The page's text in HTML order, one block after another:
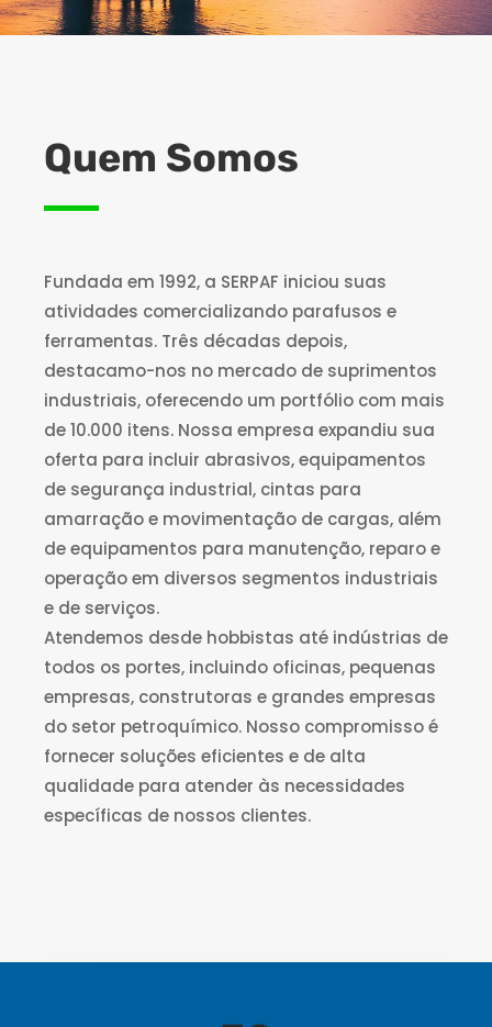
Quem Somos
Fundada em 1992, a SERPAF iniciou suas
atividades comercializando parafusos e
ferramentas. Três décadas depois,
destacamo-nos no mercado de suprimentos
industriais, oferecendo um portfólio com mais
de 10.000 itens. Nossa empresa expandiu sua
oferta para incluir abrasivos, equipamentos
de segurança industrial, cintas para
amarração e movimentação de cargas, além
de equipamentos para manutenção, reparo e
operação em diversos segmentos industriais
e de serviços.
Atendemos desde hobbistas até indústrias de
todos os portes, incluindo oficinas, pequenas
empresas, construtoras e grandes empresas
do setor petroquímico. Nosso compromisso é
fornecer soluções eficientes e de alta
qualidade para atender às necessidades
específicas de nossos clientes.